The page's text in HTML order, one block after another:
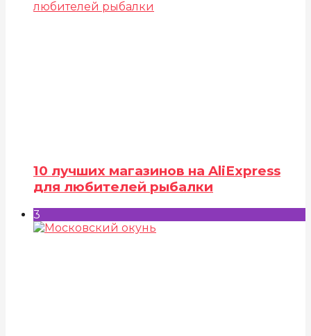
10 лучших магазинов на AliExpress
для любителей рыбалки
3